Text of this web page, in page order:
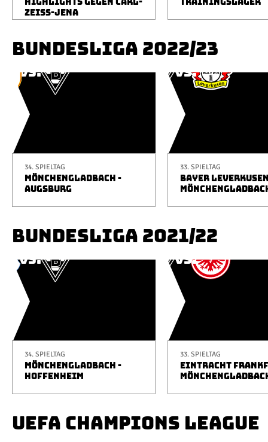
HIGHLIGHTS GEGEN CARL-
ZEISS-JENA
TRAININGSLAGER
BUNDESLIGA 2022/23
34. SPIELTAG
MÖNCHENGLADBACH -
AUGSBURG
33. SPIELTAG
BAYER
BUNDESLIGA 2021/22
34. SPIELTAG
MÖNCHENGLADBACH -
HOFFENHEIM
33. SPIELTAG
EINTRACHT
UEFA CHAMPIONS LEAGUE